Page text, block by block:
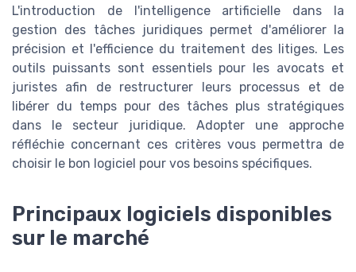
L'introduction de l'intelligence artificielle dans la
gestion des tâches juridiques permet d'améliorer la
précision et l'efficience du traitement des litiges. Les
outils puissants sont essentiels pour les avocats et
juristes afin de restructurer leurs processus et de
libérer du temps pour des tâches plus stratégiques
dans le secteur juridique. Adopter une approche
réfléchie concernant ces critères vous permettra de
choisir le bon logiciel pour vos besoins spécifiques.
Principaux logiciels disponibles
sur le marché